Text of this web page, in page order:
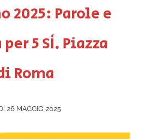
2025: Parole e
5 SÌ. Piazza
Roma
26 MAGGIO 2025